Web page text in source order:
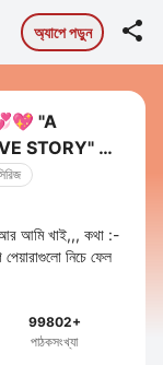
অ্যাপে পড়ুন 
"A
STORY" 😍
আর আমি খাই,,, কথা :-
নিচে ফেল
99802+
পাঠকসংখ্যা